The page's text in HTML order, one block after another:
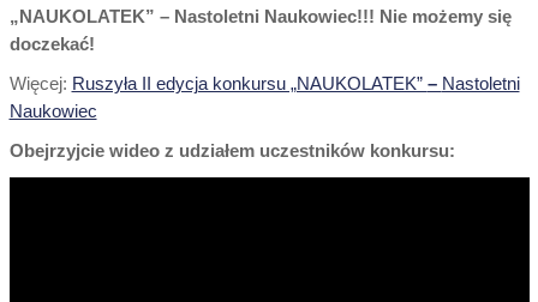
„NAUKOLATEK” – Nastoletni Naukowiec!!! Nie możemy się
doczekać!
Więcej: Ruszyła II edycja konkursu „NAUKOLATEK” – Nastoletni
Naukowiec
Obejrzyjcie wideo z udziałem uczestników konkursu: